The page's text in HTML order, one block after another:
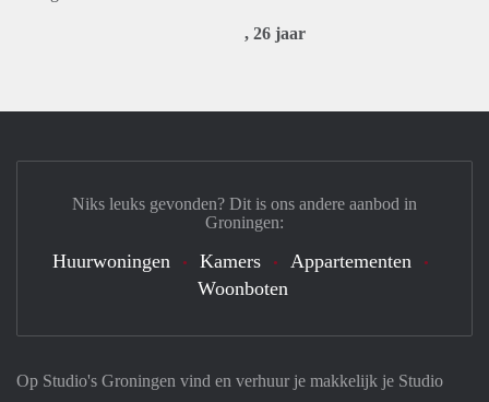
, 26 jaar
Op Studio's Groningen vind en verhuur je makkelijk je Studio
Niks leuks gevonden? Dit is ons andere aanbod in
Groningen:
Huurwoningen Kamers
Appartementen
Woonboten